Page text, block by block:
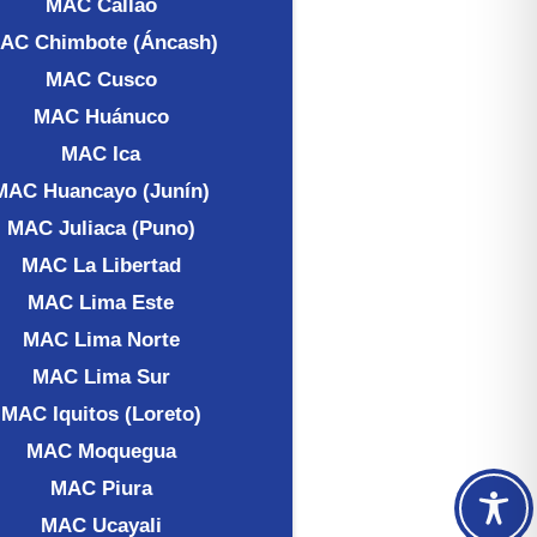
MAC Callao
Chimbote (Áncash)
MAC Cusco
MAC Huánuco
MAC Ica
Huancayo (Junín)
MAC Juliaca (Puno)
MAC La Libertad
MAC Lima Este
MAC Lima Norte
MAC Lima Sur
MAC Iquitos (Loreto)
MAC Moquegua
MAC Piura
MAC Ucayali